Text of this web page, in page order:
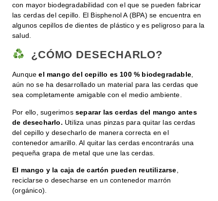
con mayor biodegradabilidad con el que se pueden fabricar
las cerdas del cepillo. El Bisphenol A (BPA) se encuentra en
algunos cepillos de dientes de plástico y es peligroso para la
salud.
¿CÓMO DESECHARLO?
Aunqueel mango del cepillo es 100 % biodegradable
aún no se ha desarrollado un material para las cerdas que
sea completamente amigable con el medio ambiente.
Por ello, sugerimos separar las cerdas del mango antes
de desecharlo. Utiliza unas pinzas para quitar las cerdas
del cepillo y desecharlo de manera correcta en el
contenedor amarillo. Al quitar las cerdas encontrarás una
pequeña grapa de metal que une las cerdas.
El mango y la caja de cartón pueden reutilizarse
reciclarse o desecharse en un contenedor marrón
(orgánico).